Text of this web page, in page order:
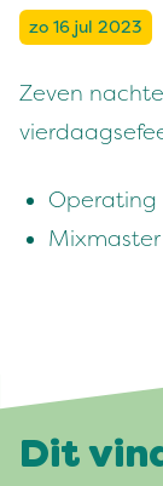
zo 16 jul 2023
Zeven
Operating
Mixmaster
Dit